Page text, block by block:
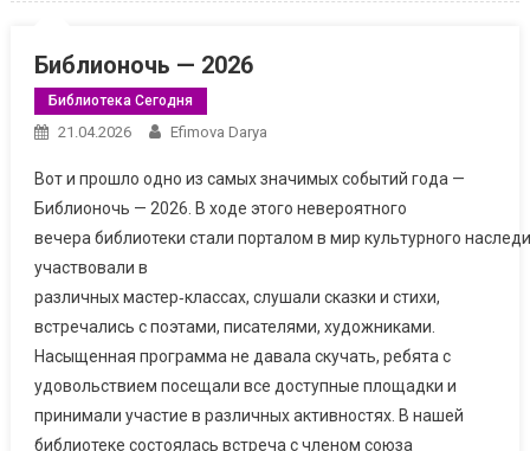
Библионочь — 2026
Библиотека Сегодня
21.04.2026 Efimova Darya
Вот и прошло одно из самых значимых событий года —
Библионочь — 2026. В ходе этого невероятного
вечера библиотеки стали порталом в мир культурного
участвовали в
различных мастер‑классах, слушали сказки и стихи,
встречались с поэтами, писателями, художниками.
Насыщенная программа не давала скучать, ребята с
удовольствием посещали все доступные площадки и
принимали участие в различных активностях. В нашей
библиотеке состоялась встреча с членом союза